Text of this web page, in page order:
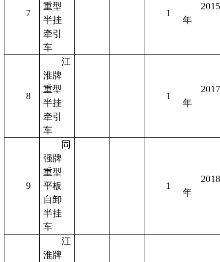
7
重型
半挂
牵引
车
1
年
8
江
淮牌
重型
半挂
牵引
车
1
年
9
同
强牌
重型
平板
自卸
半挂
车
1
年
江
淮牌